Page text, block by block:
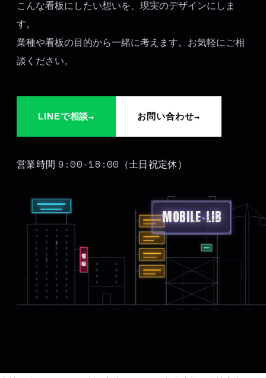
こんな看板にしたい想いを、現実のデザインにしま
す。
業種や看板の目的から一緒に考えます。お気軽にご相
談ください。
LINEで相談→ お問い合わせ→
営業時間 9:00-18:00 （土日祝定休）
看板
MOBILE-LIB